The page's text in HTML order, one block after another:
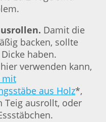
Damit die
backen, sollte
haben.
verwenden kann,
mit
aus Holz*,
Teig ausrollt, oder